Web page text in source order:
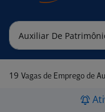
19 Vagas de Emprego de